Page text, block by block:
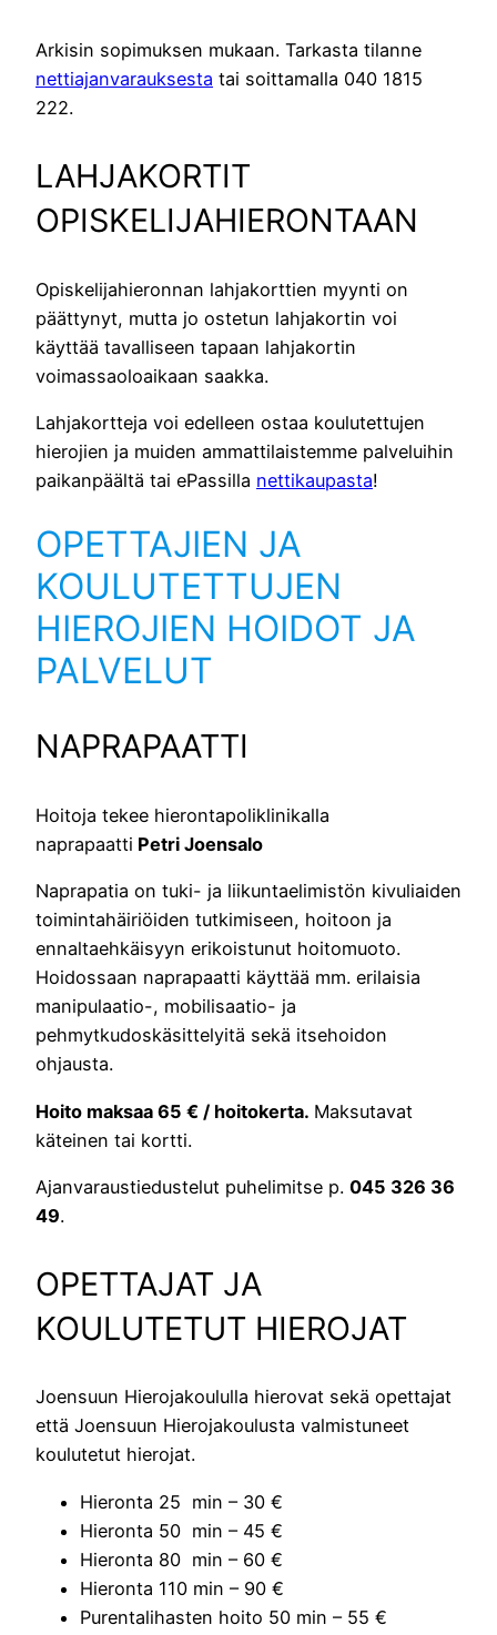
Arkisin sopimuksen mukaan. Tarkasta tilanne
nettiajanvarauksesta tai soittamalla 040 1815
222.
LAHJAKORTIT
OPISKELIJAHIERONTAAN
Opiskelijahieronnan lahjakorttien myynti on
päättynyt, mutta jo ostetun lahjakortin voi
käyttää tavalliseen tapaan lahjakortin
voimassaoloaikaan saakka.
Lahjakortteja voi edelleen ostaa koulutettujen
hierojien ja muiden ammattilaistemme palveluihin
paikanpäältä tai ePassilla nettikaupasta!
OPETTAJIEN JA
KOULUTETTUJEN
HIEROJIEN HOIDOT JA
PALVELUT
NAPRAPAATTI
Hoitoja tekee hierontapoliklinikalla
naprapaatti Petri Joensalo
Naprapatia on tuki- ja liikuntaelimistön kivuliaiden
toimintahäiriöiden tutkimiseen, hoitoon ja
ennaltaehkäisyyn erikoistunut hoitomuoto.
Hoidossaan naprapaatti käyttää mm. erilaisia
manipulaatio-, mobilisaatio- ja
pehmytkudoskäsittelyitä sekä itsehoidon
ohjausta.
Hoito maksaa 65 € / hoitokerta. Maksutavat
käteinen tai kortti.
Ajanvaraustiedustelut puhelimitse p. 045 326 36
49.
OPETTAJAT JA
KOULUTETUT HIEROJAT
Joensuun Hierojakoululla hierovat sekä opettajat
että Joensuun Hierojakoulusta valmistuneet
koulutetut hierojat.
Hieronta 25 min – 30 €
Hieronta 50 min – 45 €
Hieronta 80 min – 60 €
Hieronta 110 min – 90 €
Purentalihasten hoito 50 min – 55 €